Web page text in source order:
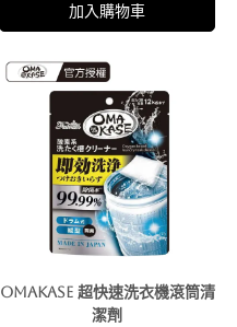
加入購物車
OMAKASE 超快速洗衣機滾筒清
潔劑